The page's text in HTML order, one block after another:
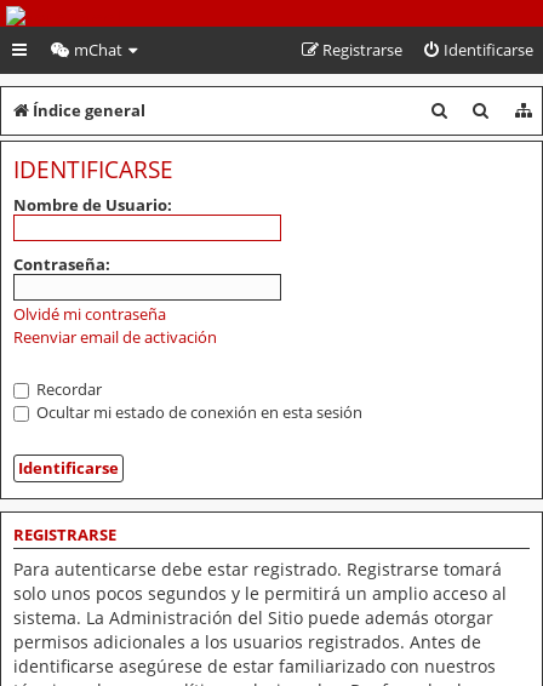
PeruVoley.com
mChat Identificarse
Registrarse
Índice general
u
u
IDENTIFICARSE
Nombre de Usuario:
Contraseña:
Olvidé mi contraseña
Reenviar email de activación
Recordar
Ocultar mi estado de conexión en esta sesión
REGISTRARSE
Para autenticarse debe estar registrado. Registrarse tomará
solo unos pocos segundos y le permitirá un amplio acceso al
sistema. La Administración del Sitio puede además otorgar
permisos adicionales a los usuarios registrados. Antes de
identificarse asegúrese de estar familiarizado con nuestros